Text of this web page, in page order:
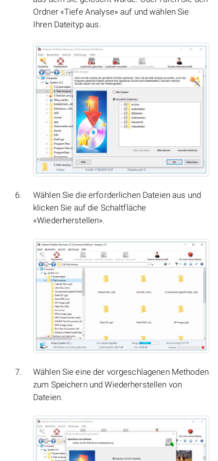
Ordner «Tiefe Analyse» auf und wählen Sie
Ihren Dateityp aus.
Wählen Sie die erforderlichen Dateien aus und
klicken Sie auf die Schaltfläche
«Wiederherstellen».
Wählen Sie eine der vorgeschlagenen Methoden
zum Speichern und Wiederherstellen von
Dateien.